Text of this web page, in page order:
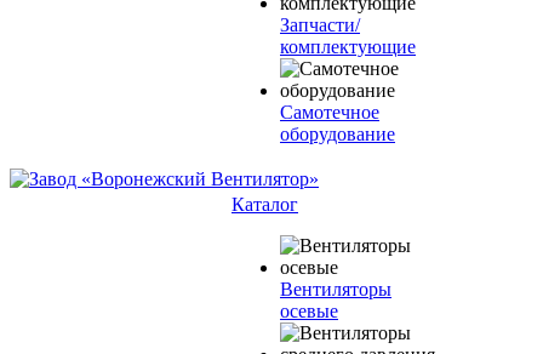
Запчасти/
комплектующие
Самотечное
оборудование
Каталог
Вентиляторы
осевые